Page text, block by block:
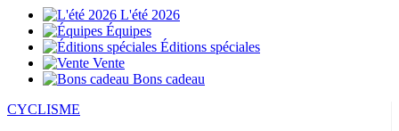
L'été 2026
Équipes
Éditions spéciales
Vente
Bons cadeau
CYCLISME